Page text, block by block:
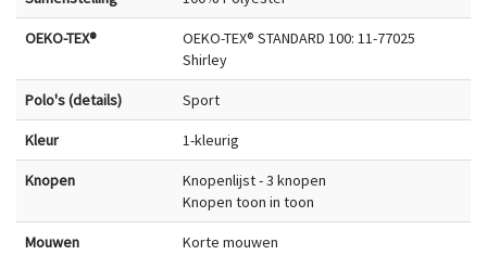
OEKO-TEX®
OEKO-TEX® STANDARD 100: 11-77025
Shirley
Polo's (details) Sport
Kleur 1-kleurig
Knopen
Knopenlijst - 3 knopen
Knopen toon in toon
Mouwen Korte mouwen